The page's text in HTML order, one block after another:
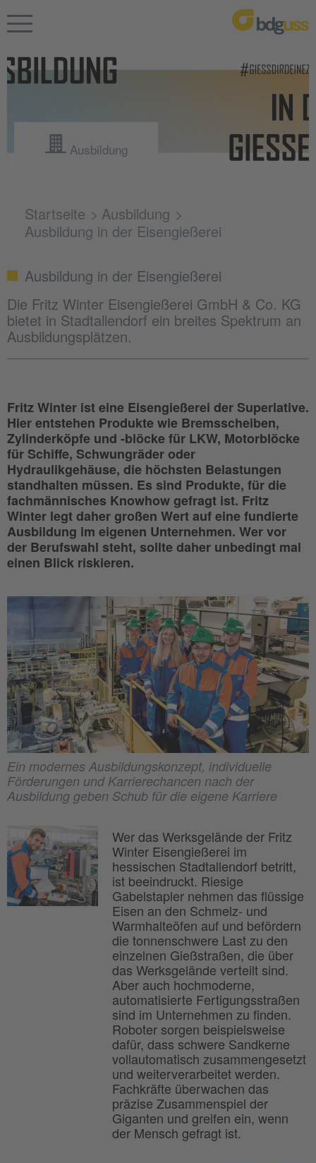
Ausbildung
Startseite
Ausbildung
Ausbildung in der Eisengießerei
Ausbildung in der Eisengießerei
Die Fritz Winter Eisengießerei GmbH & Co. KG
bietet in Stadtallendorf ein breites Spektrum an
Ausbildungsplätzen.
Fritz Winter ist eine Eisengießerei der Superlative.
Hier entstehen Produkte wie Bremsscheiben,
Zylinderköpfe und -blöcke für LKW, Motorblöcke
für Schiffe, Schwungräder oder
Hydraulikgehäuse, die höchsten Belastungen
standhalten müssen. Es sind Produkte, für die
fachmännisches Knowhow gefragt ist. Fritz
Winter legt daher großen Wert auf eine fundierte
Ausbildung im eigenen Unternehmen. Wer vor
der Berufswahl steht, sollte daher unbedingt mal
einen Blick riskieren.
Ein modernes Ausbildungskonzept, individuelle
Förderungen und Karrierechancen nach der
Ausbildung geben Schub für die eigene Karriere
Wer das Werksgelände der Fritz
Winter Eisengießerei im
hessischen Stadtallendorf betritt,
ist beeindruckt. Riesige
Gabelstapler nehmen das flüssige
Eisen an den Schmelz- und
Warmhalteöfen auf und befördern
die tonnenschwere Last zu den
einzelnen Gießstraßen, die über
das Werksgelände verteilt sind.
Aber auch hochmoderne,
automatisierte Fertigungsstraßen
sind im Unternehmen zu finden.
Roboter sorgen beispielsweise
dafür, dass schwere Sandkerne
vollautomatisch zusammengesetzt
und weiterverarbeitet werden.
Fachkräfte überwachen das
präzise Zusammenspiel der
Giganten und greifen ein, wenn
der Mensch gefragt ist.